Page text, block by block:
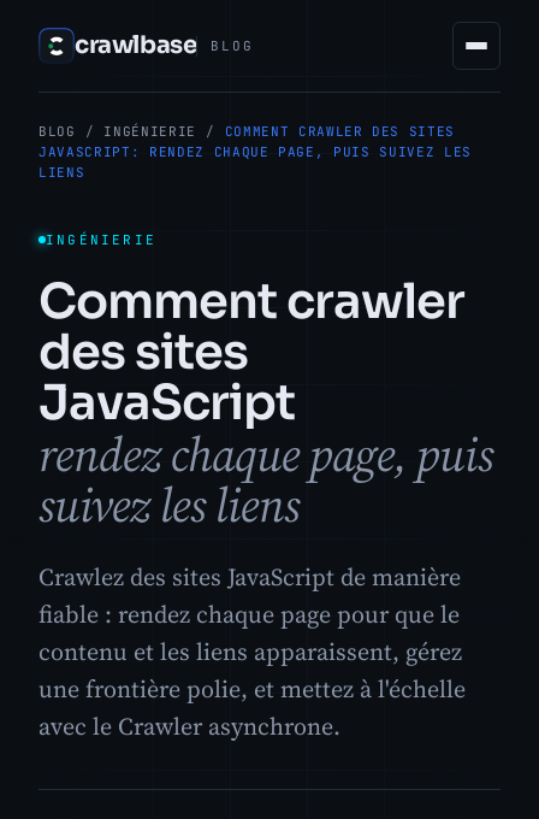
crawlbase BLOG
BLOG / INGÉNIERIE /
COMMENT CRAWLER DES SITES
JAVASCRIPT: RENDEZ CHAQUE PAGE, PUIS SUIVEZ LES
LIENS
INGÉNIERIE
Comment crawler
des sites
JavaScript
rendez chaque page, puis
suivez les liens
Crawlez des sites JavaScript de manière
fiable : rendez chaque page pour que le
contenu et les liens apparaissent, gérez
une frontière polie, et mettez à l'échelle
avec le Crawler asynchrone.